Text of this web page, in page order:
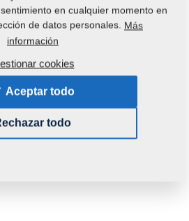
m00226
en cualquier momento en
de datos personales. Más
información
cookies
Aceptar todo
todo